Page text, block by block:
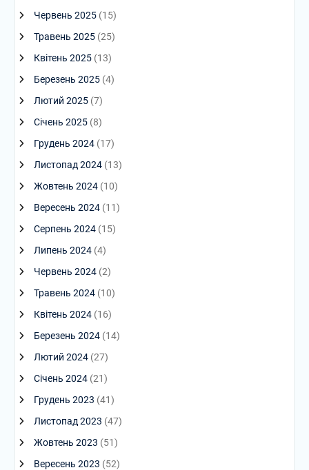
Червень 2025(15)
Травень 2025(25)
Квітень 2025(13)
Березень 2025(4)
Лютий 2025(7)
Січень 2025(8)
Грудень 2024(17)
Листопад 2024(13)
Жовтень 2024(10)
Вересень 2024(11)
Серпень 2024(15)
Липень 2024(4)
Червень 2024(2)
Травень 2024(10)
Квітень 2024(16)
Березень 2024(14)
Лютий 2024(27)
Січень 2024(21)
Грудень 2023 (41)
Листопад 2023 (47)
Жовтень 2023 (51)
Вересень 2023 (52)